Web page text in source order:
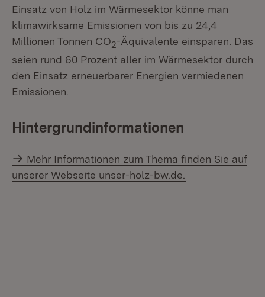
Einsatz von Holz im Wärmesektor könne man
klimawirksame Emissionen von bis zu 24,4
Millionen Tonnen CO2-Äquivalente einsparen. Das
seien rund 60 Prozent aller im Wärmesektor durch
den Einsatz erneuerbarer Energien vermiedenen
Emissionen.
Hintergrundinformationen
Mehr Informationen zum Thema finden Sie auf
unserer Webseite unser-holz-bw.de.